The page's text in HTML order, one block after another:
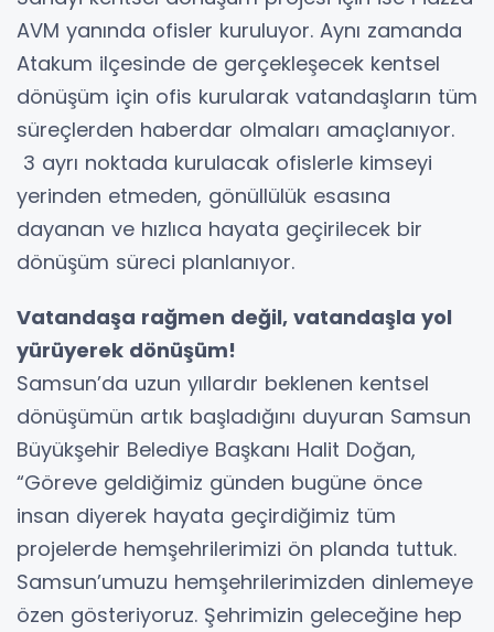
AVM yanında ofisler kuruluyor. Aynı zamanda
Atakum ilçesinde de gerçekleşecek kentsel
dönüşüm için ofis kurularak vatandaşların tüm
süreçlerden haberdar olmaları amaçlanıyor.
3 ayrı noktada kurulacak ofislerle kimseyi
yerinden etmeden, gönüllülük esasına
dayanan ve hızlıca hayata geçirilecek bir
dönüşüm süreci planlanıyor.
Vatandaşa rağmen değil, vatandaşla yol
yürüyerek dönüşüm!
Samsun’da uzun yıllardır beklenen kentsel
dönüşümün artık başladığını duyuran Samsun
Büyükşehir Belediye Başkanı Halit Doğan,
“Göreve geldiğimiz günden bugüne önce
insan diyerek hayata geçirdiğimiz tüm
projelerde hemşehrilerimizi ön planda tuttuk.
Samsun’umuzu hemşehrilerimizden dinlemeye
özen gösteriyoruz. Şehrimizin geleceğine hep